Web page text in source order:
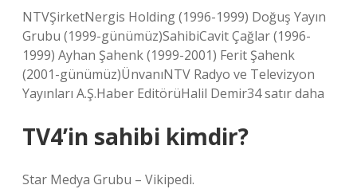
NTVŞirketNergis Holding (1996-1999) Doğuş Yayın
Grubu (1999-günümüz)SahibiCavit Çağlar (1996-
1999) Ayhan Şahenk (1999-2001) Ferit Şahenk
(2001-günümüz)ÜnvanıNTV Radyo ve Televizyon
Yayınları A.Ş.Haber EditörüHalil Demir34 satır daha
TV4’in sahibi kimdir?
Star Medya Grubu – Vikipedi.